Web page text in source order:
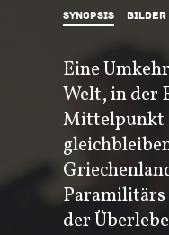
Synopsis Bilder
Eine
Welt, in der
Mittelpunkt
Paramilitärs
der